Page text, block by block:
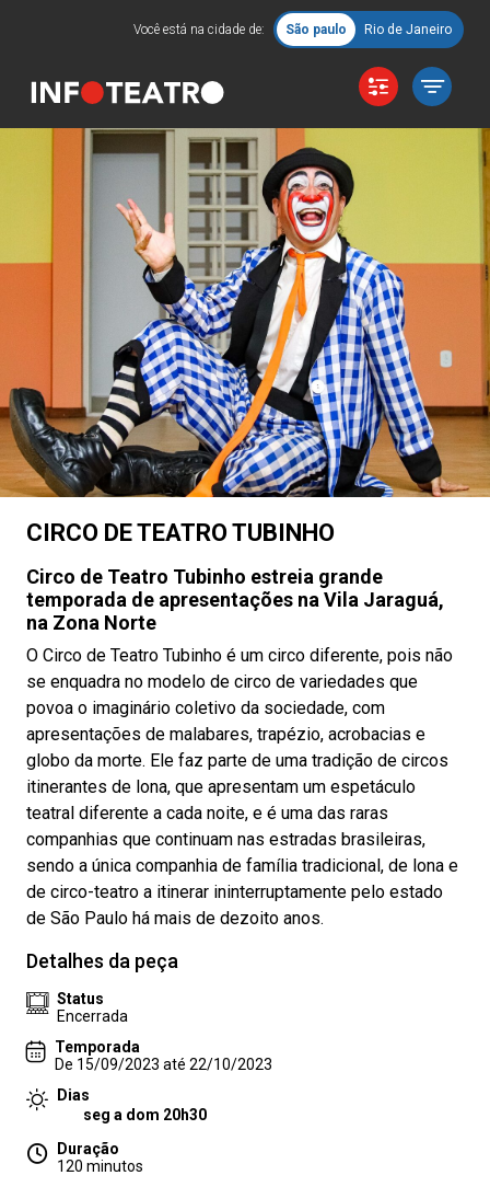
Você está na cidade de: São paulo Rio de Janeiro
CIRCO DE TEATRO TUBINHO
Circo de Teatro Tubinho estreia grande
temporada de apresentações na Vila Jaraguá,
na Zona Norte
O Circo de Teatro Tubinho é um circo diferente, pois não
se enquadra no modelo de circo de variedades que
povoa o imaginário coletivo da sociedade, com
apresentações de malabares, trapézio, acrobacias e
globo da morte. Ele faz parte de uma tradição de circos
itinerantes de lona, que apresentam um espetáculo
teatral diferente a cada noite, e é uma das raras
companhias que continuam nas estradas brasileiras,
sendo a única companhia de família tradicional, de lona e
de circo-teatro a itinerar ininterruptamente pelo estado
de São Paulo há mais de dezoito anos.
Detalhes da peça
Status
Encerrada
Temporada
De 15/09/2023 até 22/10/2023
Dias
seg a dom 20h30
Duração
120 minutos